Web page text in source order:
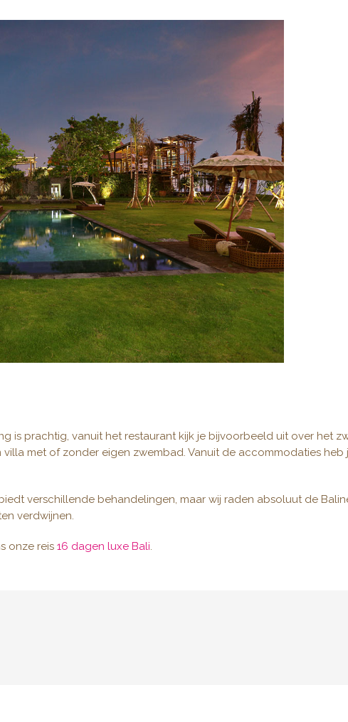
is prachtig, vanuit het restaurant kijk je bijvoorbeeld uit over het
met of zonder eigen zwembad. Vanuit de accommodaties
verschillende behandelingen, maar wij raden absoluut de
verdwijnen.
onze reis 16 dagen luxe Bali.